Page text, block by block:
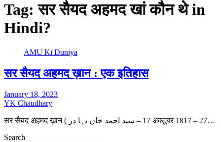
Tag:सर सैयद अहमद खां कौन थे in
Hindi?
AMU Ki Duniya
सर सैयद अहमद ख़ान : एक इतिहास
January 18, 2023
YK Chaudhary
सर सैयद अहमद ख़ान ( سید احمد خان بہا در‎‎ – 17 अक्टूबर 1817 – 27…
Search